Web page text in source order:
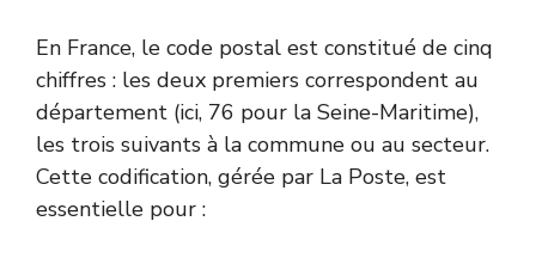
En France, le code postal est constitué de cinq
chiffres : les deux premiers correspondent au
département (ici, 76 pour la Seine-Maritime),
les trois suivants à la commune ou au secteur.
Cette codification, gérée par La Poste, est
essentielle pour :